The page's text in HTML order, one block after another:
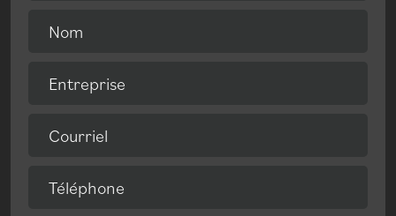
Nom
Entreprise
Courriel
Téléphone